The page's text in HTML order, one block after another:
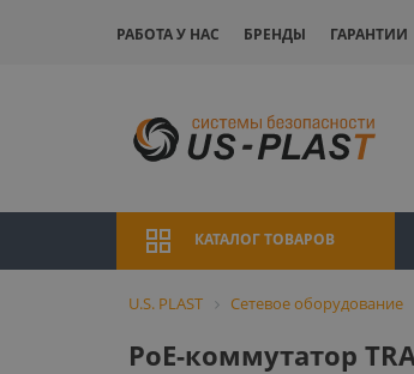
РАБОТА У НАС БРЕНДЫ ГАРАНТИИ
КАТАЛОГ ТОВАРОВ
U.S. PLAST Сетевое оборудование
PoE-коммутатор